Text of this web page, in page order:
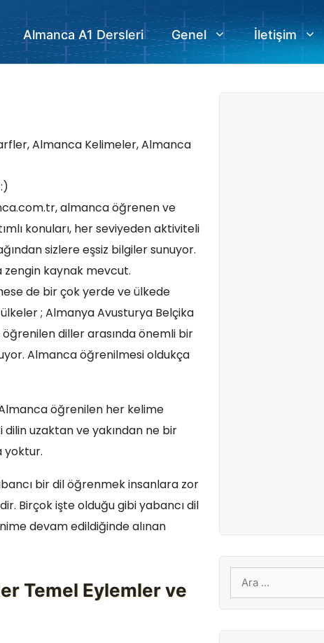
Almanca A1 Dersleri Genel İletişim
Almanca Kelimeler, Almanca
almanca öğrenen ve
konuları, her seviyeden aktiviteli
sizlere eşsiz bilgiler sunuyor.
kaynak mevcut.
de bir çok yerde ve ülkede
; Almanya Avusturya Belçika
diller arasında önemli bir
Almanca öğrenilmesi oldukça
öğrenilen her kelime
dilin uzaktan ve yakından ne bir
yoktur.
bir dil öğrenmek insanlara zor
Birçok işte olduğu gibi yabancı dil
devam edildiğinde alınan
Temel Eylemler ve
için
ara